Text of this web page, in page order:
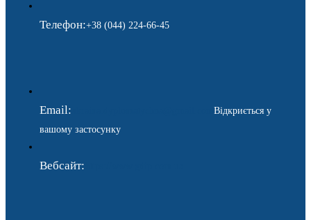
Телефон:+38 (044) 224-66-45
Email:
Відкриється у
вашому застосунку
Вебсайт: